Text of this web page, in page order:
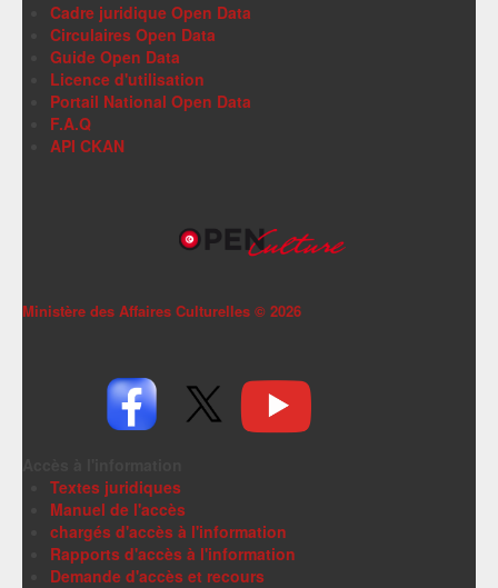
Cadre juridique Open Data
Circulaires Open Data
Guide Open Data
Licence d'utilisation
Portail National Open Data
F.A.Q
API CKAN
Ministère des Affaires Culturelles © 2026
Textes juridiques
Manuel de l'accès
chargés d'accès à l'information
Rapports d'accès à l'information
Demande d'accès et recours